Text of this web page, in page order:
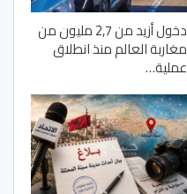
دخول أزيد من 2,7 مليون من
مغاربة العالم منذ انطلاق
عملية…